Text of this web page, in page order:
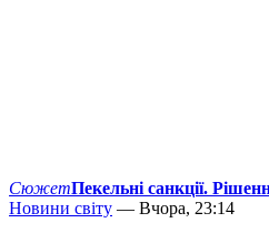
СюжетПекельні санкції.
Новини світу — Вчора, 23:14